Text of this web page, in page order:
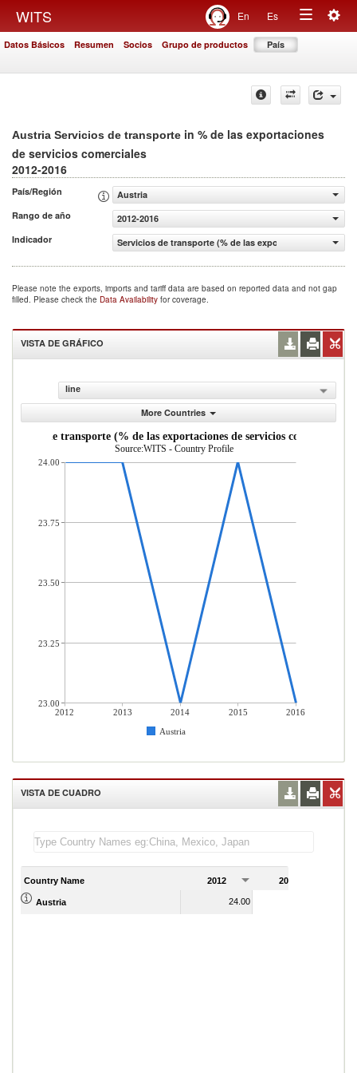
WITS En Es
Toggle
Datos Básicos Resumen Socios Grupo de productos País
Austria Servicios de transporte in % de las exportaciones
de servicios comerciales
2012-2016
País/Región
Austria
Rango de año
2012-2016
Indicador
Servicios de transporte (% de las exportaciones de
Please note the exports, imports and tariff data are based on reported data and not gap
filled. Please check the Data Availability for coverage.
VISTA DE GRÁFICO
line
More Countries
Servicios de transporte (% de las exportaciones de servicios comerciales)
Source:WITS - Country Profile
2012 2013 2014 2015
2016
Austria
24.00
23.75
23.50
23.25
23.00
VISTA DE CUADRO
Country Name 2012 2013
Austria 24.00